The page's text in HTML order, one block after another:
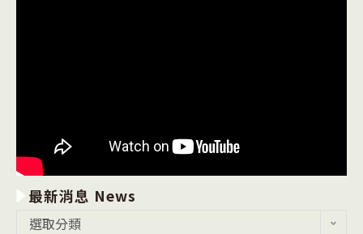
最新消息 News
選取分類